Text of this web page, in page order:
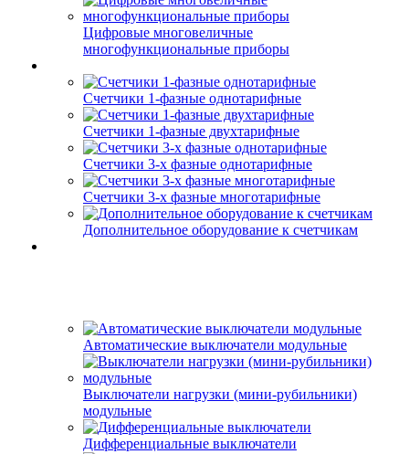
Цифровые многовеличные
многофункциональные приборы
Счетчики 1-фазные однотарифные
Счетчики 1-фазные двухтарифные
Счетчики 3-х фазные однотарифные
Счетчики 3-х фазные многотарифные
Дополнительное оборудование к счетчикам
Автоматические выключатели модульные
Выключатели нагрузки (мини-рубильники)
модульные
Дифференциальные выключатели